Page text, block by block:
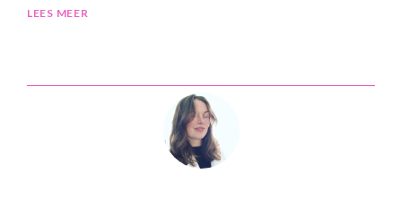
LEES MEER